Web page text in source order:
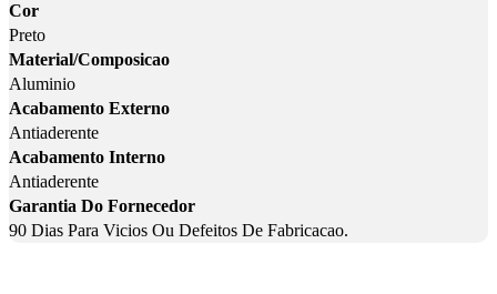
Cor
Preto
Material/Composicao
Aluminio
Acabamento Externo
Antiaderente
Acabamento Interno
Antiaderente
Garantia Do Fornecedor
90 Dias Para Vicios Ou Defeitos De Fabricacao.